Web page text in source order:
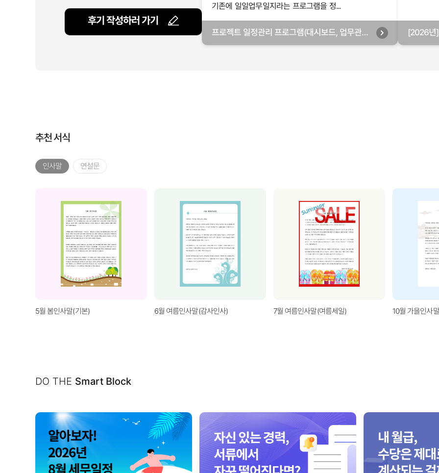
후기 작성하러 가기
기존에 일일업무일지라는 프로그램을 정...
프로젝트 일정관리 프로그램(대시보드, 업무관리, [2026년
추천 서식
인사말 연설문
5월 봄인사말(기본) 6월 여름인사말(감사인사) 7월 여름인사말(여름세일) 10월 가을인사
DO THE Smart Block